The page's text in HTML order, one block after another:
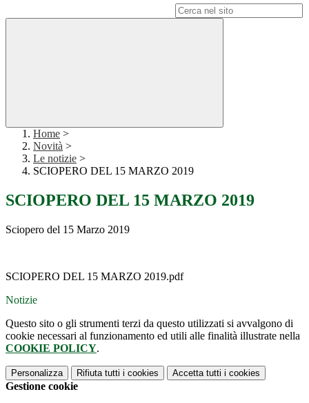
Home >
Novità >
Le notizie >
SCIOPERO DEL 15 MARZO 2019
SCIOPERO DEL 15 MARZO 2019
Sciopero del 15 Marzo 2019
SCIOPERO DEL 15 MARZO 2019.pdf
Notizie
Questo sito o gli strumenti terzi da questo utilizzati si avvalgono di
cookie necessari al funzionamento ed utili alle finalità illustrate nella
COOKIE POLICY.
Personalizza Rifiuta tutti i cookies Accetta tutti i cookies
Gestione cookie